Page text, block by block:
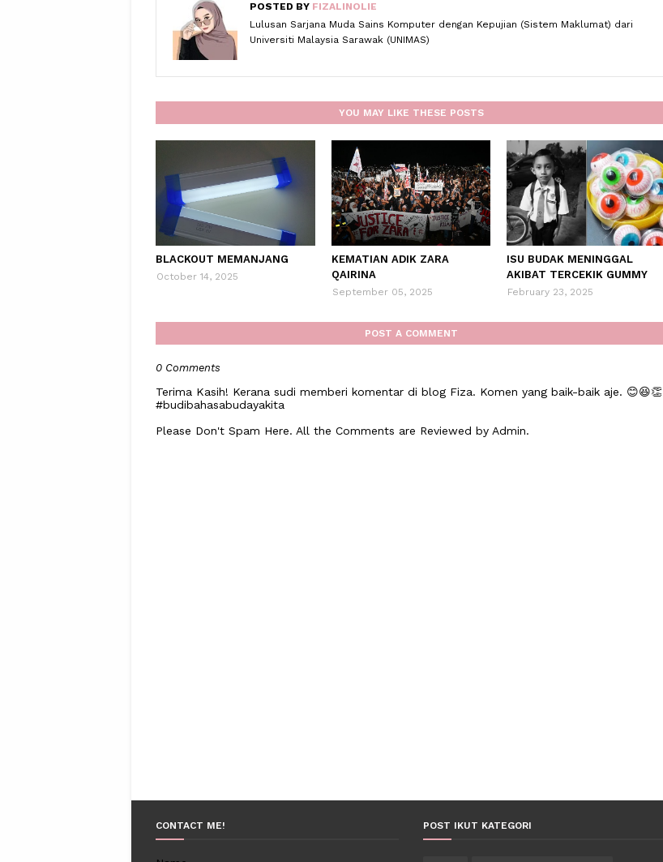
POSTED BY FIZALINOLIE
Lulusan Sarjana Muda Sains Komputer dengan Kepujian (Sistem Maklumat) dari
Universiti Malaysia Sarawak (UNIMAS)
YOU MAY LIKE THESE POSTS
BLACKOUT MEMANJANG
October 14, 2025
KEMATIAN ADIK ZARA
QAIRINA
September 05, 2025
ISU BUDAK MENINGGAL
AKIBAT TERCEKIK GUMMY
February 23, 2025
POST A COMMENT
0 Comments
Terima Kasih! Kerana sudi memberi komentar di blog Fiza. Komen yang baik-baik aje. 😊😆👏
#budibahasabudayakita
Please Don't Spam Here. All the Comments are Reviewed by Admin.
CONTACT ME! POST IKUT KATEGORI